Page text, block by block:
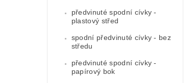
předvinuté spodní cívky -
plastový střed
spodní předvinuté cívky - bez
středu
předvinuté spodní cívky -
papírový bok